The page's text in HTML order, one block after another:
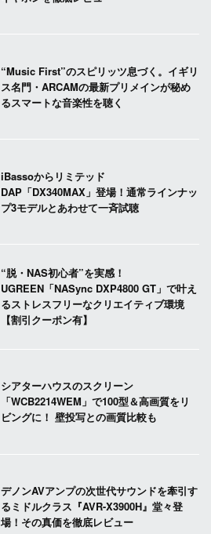
“Music First”のスピリッツ息づく。イギリ
ス名門・ARCAMの最新プリメインが秘め
るスマートな音楽性を聴く
iBassoからリミテッド
DAP「DX340MAX」登場！通常ラインナッ
プ3モデルとあわせて一斉試聴
“脱・NAS初心者”を実感！
UGREEN「NASync DXP4800 GT」で叶え
るストレスフリーなクリエイティブ環境
【割引クーポン有】
シアターハウスのスクリーン
「WCB2214WEM」で100型＆高画質をリ
ビングに！ 壁投写との画質比較も
デノンAVアンプの次世代サウンドを牽引す
るミドルクラス『AVR-X3900H』堂々登
場！その真価を徹底レビュー